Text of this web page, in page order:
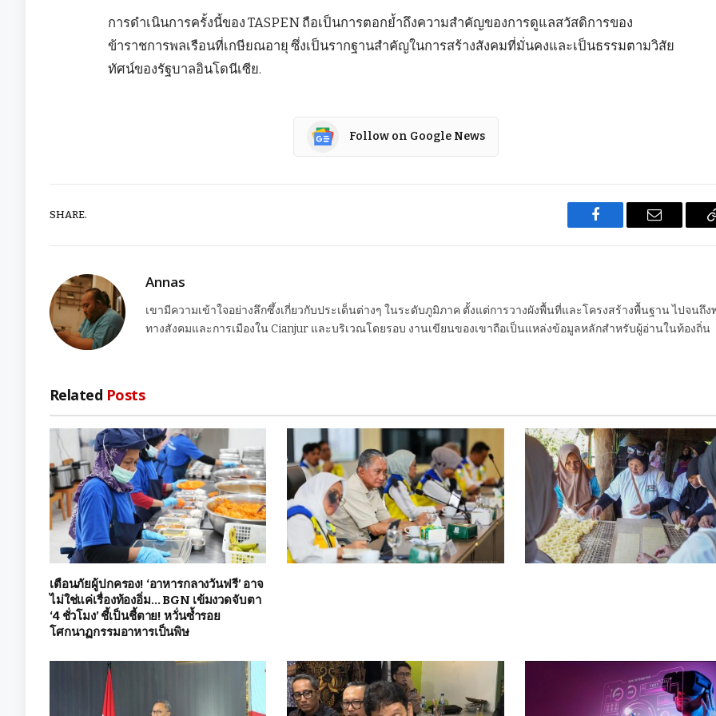
การดำเนินการครั้งนี้ของ TASPEN ถือเป็นการตอกย้ำถึงความสำคัญของการดูแลสวัสดิการของ
ข้าราชการพลเรือนที่เกษียณอายุ ซึ่งเป็นรากฐานสำคัญในการสร้างสังคมที่มั่นคงและเป็นธรรมตามวิสัย
ทัศน์ของรัฐบาลอินโดนีเซีย.
Follow on Google News
SHARE.
Facebook Email
Annas
เขามีความเข้าใจอย่างลึกซึ้งเกี่ยวกับประเด็นต่างๆ ในระดับภูมิภาค ตั้งแต่การวางผังพื้นที่และโครงสร้างพื้นฐาน ไปจนถึง
ทางสังคมและการเมืองใน Cianjur และบริเวณโดยรอบ งานเขียนของเขาถือเป็นแหล่งข้อมูลหลักสำหรับผู้อ่านในท้องถิ่น
Related Posts
เตือนภัยผู้ปกครอง! ‘อาหารกลางวันฟรี’ อาจ
ไม่ใช่แค่เรื่องท้องอิ่ม… BGN เข้มงวดจับตา
‘4 ชั่วโมง’ ชี้เป็นชี้ตาย! หวั่นซ้ำรอย
โศกนาฏกรรมอาหารเป็นพิษ